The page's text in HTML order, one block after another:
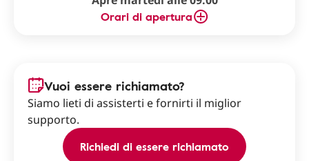
Orari di apertura
Vuoi essere richiamato?
Siamo lieti di assisterti e fornirti il miglior
supporto.
Richiedi di essere richiamato